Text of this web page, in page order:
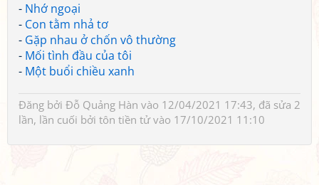
- Nhớ ngoại
- Con tằm nhả tơ
- Gặp nhau ở chốn vô thường
- Mối tình đầu của tôi
- Một buổi chiều xanh
Đăng bởi Đỗ Quảng Hàn vào 12/04/2021 17:43, đã sửa 2
lần, lần cuối bởi tôn tiền tửvào 17/10/2021 11:10